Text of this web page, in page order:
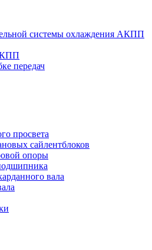
системы охлаждения АКПП
передач
просвета
сайлентблоков
опоры
вала